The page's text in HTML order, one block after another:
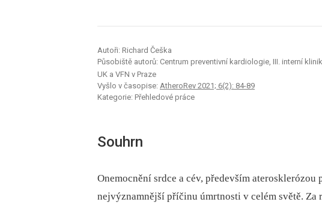
Autoři: Richard Češka
Působiště autorů: Centrum preventivní kardiologie, III. interní
UK a VFN v Praze
Vyšlo v časopise: AtheroRev 2021; 6(2): 84-89
Kategorie: Přehledové práce
Souhrn
Onemocnění srdce a cév, především
nejvýznamnější příčinu úmrtnosti v celém světě.